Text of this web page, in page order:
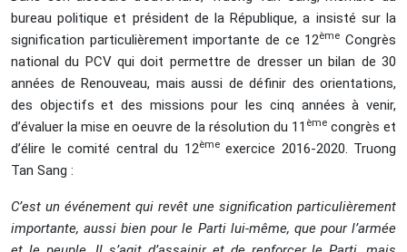
bureau politique et président de la République, a insisté sur la
signification particulièrement importante de ce 12ème Congrès
national du PCV qui doit permettre de dresser un bilan de 30
années de Renouveau, mais aussi de définir des orientations,
des objectifs et des missions pour les cinq années à venir,
d’évaluer la mise en oeuvre de la résolution du 11 èmecongrès et
d’élire le comité central du 12èmeexercice 2016-2020. Truong
Tan Sang :
C’est un événement qui revêt une signification particulièrement
importante, aussi bien pour le Parti lui-même, que pour l’armée